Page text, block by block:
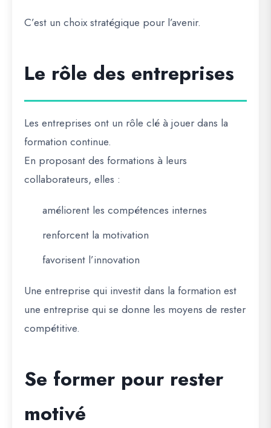
C’est un choix stratégique pour l’avenir.
Le rôle des entreprises
Les entreprises ont un rôle clé à jouer dans la
formation continue.
En proposant des formations à leurs
collaborateurs, elles :
améliorent les compétences internes
renforcent la motivation
favorisent l’innovation
Une entreprise qui investit dans la formation est
une entreprise qui se donne les moyens de rester
compétitive.
Se former pour rester
motivé